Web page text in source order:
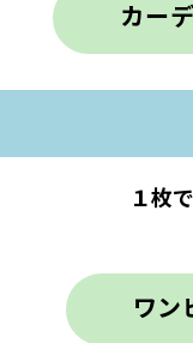
カー
１枚
ワン